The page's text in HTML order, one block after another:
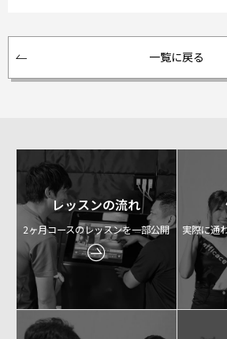
一覧に戻る
レッスンの流れ
2ヶ月コースのレッスンを一部公開 実際に通